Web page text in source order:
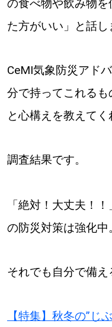
の食べ物や飲み物
た方がいい」と話し
CeMI気象防災アド
分で持ってこれるも
と心構えを教えてく
調査結果です。
「絶対！大丈夫！
の防災対策は強化中
それでも自分で備え
【特集】秋冬の”じ